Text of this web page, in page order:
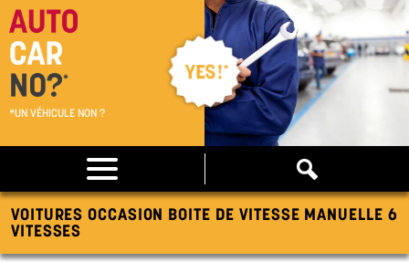
*UN VÉHICULE NON ?
VOITURES OCCASION BOITE DE VITESSE MANUELLE 6
VITESSES